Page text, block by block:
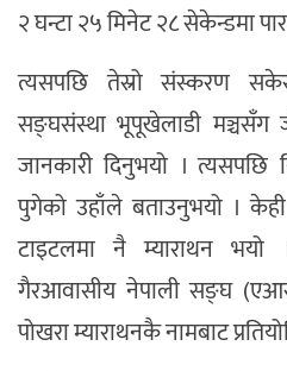
२ घन्टा २५ मिनेट २८ सेकेन्डमा
त्यसपछि तेस्रो संस्करण सकेर
सङ्घसंस्था भूपूखेलाडी मञ्चसँग
जानकारी दिनुभयो ।
पुगेको उहाँले बताउनुभयो । केही
टाइटलमा नै म्याराथन भयो
गैरआवासीय नेपाली सङ्घ
पोखरा म्याराथनकै नामबाट